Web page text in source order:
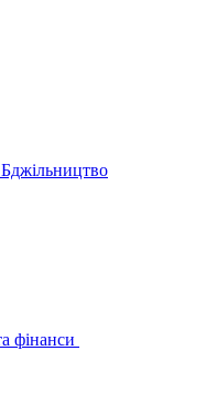
Бджільництво
фінанси